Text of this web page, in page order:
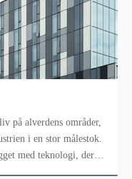
på alverdens områder,
i en stor målestok.
med teknologi, der